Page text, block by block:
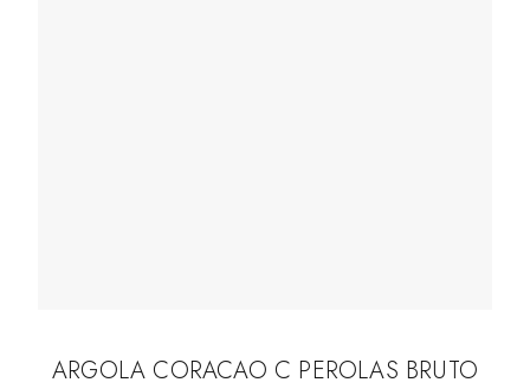
ARGOLA CORACAO C PEROLAS BRUTO